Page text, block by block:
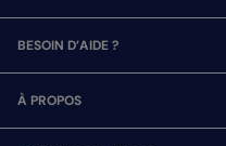
BESOIN D’AIDE ?
À PROPOS